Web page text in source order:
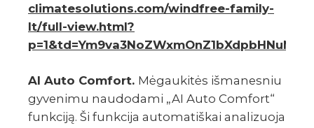
climatesolutions.com/windfree-family-
lt/full-view.html?
AI Auto Comfort. Mėgaukitės išmanesniu
gyvenimu naudodami „AI Auto Comfort“
funkciją. Ši funkcija automatiškai analizuoja